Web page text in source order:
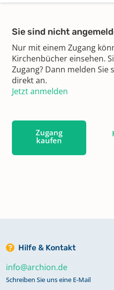
Sie sind nicht
Nur mit einem Zugang
Kirchenbücher einsehen.
Zugang? Dann melden
direkt an.
Jetzt anmelden
Zugang
kaufen
Hilfe & Kontakt
info@archion.de
Schreiben Sie uns eine E-Mail